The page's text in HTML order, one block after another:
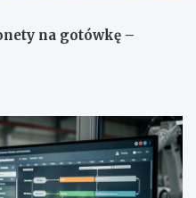
na gotówkę –